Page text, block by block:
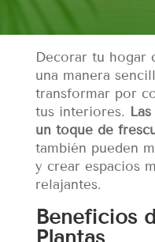
Decorar tu hogar
una manera
transformar por
tus interiores.
un toque de
también pueden
y crear espacios
relajantes.
Beneficios